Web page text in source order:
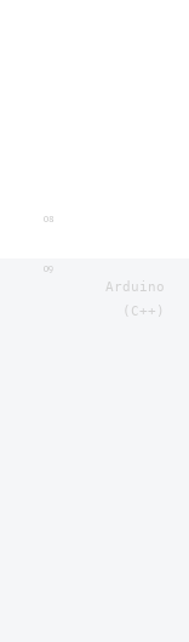
08
09
Arduino
(C++)